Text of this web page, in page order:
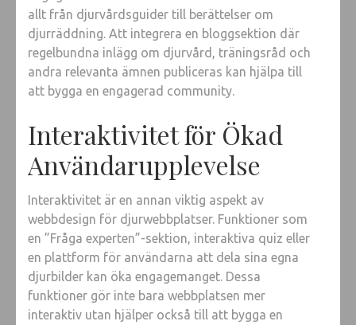
allt från djurvårdsguider till berättelser om
djurräddning. Att integrera en bloggsektion där
regelbundna inlägg om djurvård, träningsråd och
andra relevanta ämnen publiceras kan hjälpa till
att bygga en engagerad community.
Interaktivitet för Ökad
Användarupplevelse
Interaktivitet är en annan viktig aspekt av
webbdesign för djurwebbplatser. Funktioner som
en ”Fråga experten”-sektion, interaktiva quiz eller
en plattform för användarna att dela sina egna
djurbilder kan öka engagemanget. Dessa
funktioner gör inte bara webbplatsen mer
interaktiv utan hjälper också till att bygga en